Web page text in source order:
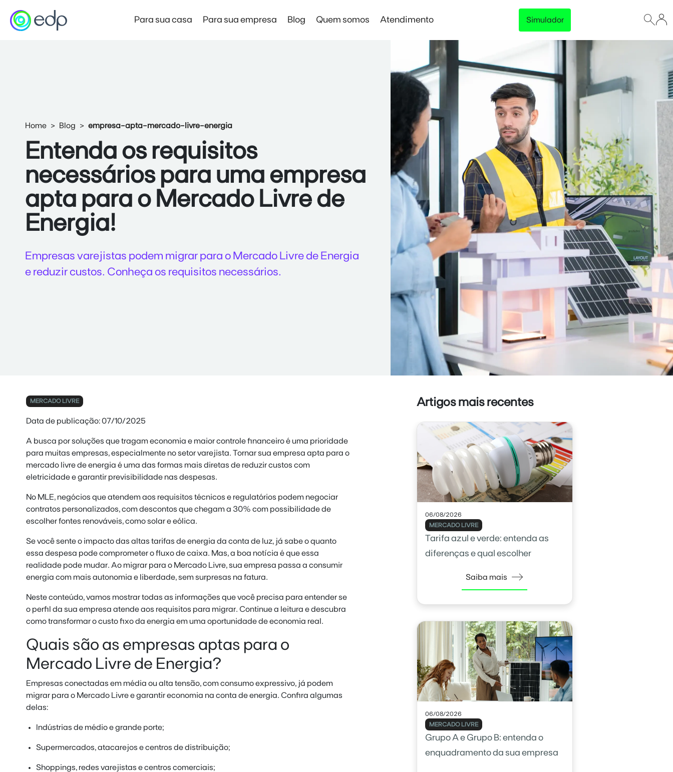
Para sua casa Para sua empresa
Economia e autonomia com a força da EDP
Mercado Livre Atacadista
Economia para empresas de alta demanda
Lançamento
Preço Garantido
Trave o preço da energia da sua empresa e tenha
previsibilidade total no orçamento, sem surpresas na
fatura.
Disponível para empresas com consumo acima de 500 kWh/mês
Conhecer solução
Blog Quem somos Atendimento Simulador
Home Blog empresa-apta-mercado-livre-energia
Entenda os requisitos
necessários para uma empresa
apta para o Mercado Livre de
Energia!
Empresas varejistas podem migrar para o Mercado Livre de Energia
e reduzir custos. Conheça os requisitos necessários.
MERCADO LIVRE
Data de publicação: 07/10/2025
A busca por soluções que tragam economia e maior controle financeiro é uma prioridade
para muitas empresas, especialmente no setor varejista. Tornar sua empresa apta para o
mercado livre de energia é uma das formas mais diretas de reduzir custos com
eletricidade e garantir previsibilidade nas despesas.
No MLE, negócios que atendem aos requisitos técnicos e regulatórios podem negociar
contratos personalizados, com descontos que chegam a 30% com possibilidade de
escolher fontes renováveis, como solar e eólica.
Se você sente o impacto das altas tarifas de energia da conta de luz, já sabe o quanto
essa despesa pode comprometer o fluxo de caixa. Mas, a boa notícia é que essa
realidade pode mudar. Ao migrar para o Mercado Livre, sua empresa passa a consumir
energia com mais autonomia e liberdade, sem surpresas na fatura.
Neste conteúdo, vamos mostrar todas as informações que você precisa para entender se
o perfil da sua empresa atende aos requisitos para migrar. Continue a leitura e descubra
como transformar o custo fixo da energia em uma oportunidade de economia real.
Quais são as empresas aptas para o
Mercado Livre de Energia?
Empresas conectadas em média ou alta tensão, com consumo expressivo, já podem
migrar para o Mercado Livre e garantir economia na conta de energia. Confira algumas
delas:
Indústrias de médio e grande porte;
Supermercados, atacarejos e centros de distribuição;
Shoppings, redes varejistas e centros comerciais;
Artigos mais recentes
06/08/2026
MERCADO LIVRE
Tarifa azul e verde: entenda as
diferenças e qual escolher
Saiba mais
06/08/2026
MERCADO LIVRE
Grupo A e Grupo B: entenda o
enquadramento da sua empresa